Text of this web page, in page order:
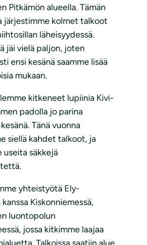
Pitkämön alueella. Tämän
järjestimme kolmet talkoot
läheisyydessä.
jäi vielä paljon, joten
ensi kesänä saamme lisää
mukaan.
kitkeneet lupiinia Kivi-
padolla jo parina
Tänä vuonna
siellä kahdet talkoot, ja
useita säkkejä
yhteistyötä Ely-
Kiskonniemessä,
luontopolun
jossa kitkimme laajaa